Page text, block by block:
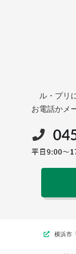
ル・プリ
お電話かメ
横浜市